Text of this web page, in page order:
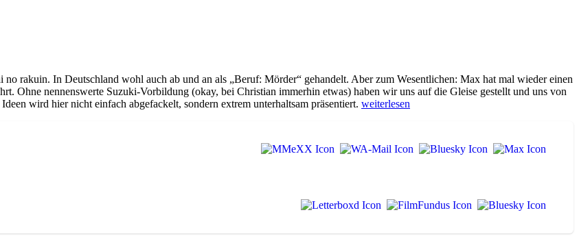
rakuin. In Deutschland wohl auch ab und an als „Beruf: Mörder“ gehandelt. Aber zum Wesentlichen: Max hat mal wieder einen
Ohne nennenswerte Suzuki-Vorbildung (okay, bei Christian immerhin etwas) haben wir uns auf die Gleise gestellt und uns von
wird hier nicht einfach abgefackelt, sondern extrem unterhaltsam präsentiert. „WA057
weiterlesen